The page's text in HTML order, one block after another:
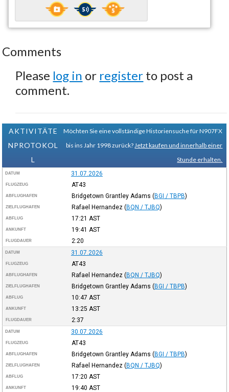
Comments
Please log in or register to post a
comment.
AKTIVITÄTE
NPROTOKOL
L
Möchten Sie eine vollständige Historiensuche für N907FX
bis ins Jahr 1998 zurück? Jetzt kaufen und innerhalb einer
Stunde erhalten.
DATUM 31.07.2026
FLUGZEUG AT43
ABFLUGHAFEN Bridgetown Grantley Adams (BGI / TBPB)
ZIELFLUGHAFEN Rafael Hernandez (BQN / TJBQ)
ABFLUG 17:21 AST
ANKUNFT 19:41 AST
FLUGDAUER 2:20
DATUM 31.07.2026
FLUGZEUG AT43
ABFLUGHAFEN Rafael Hernandez (BQN / TJBQ)
ZIELFLUGHAFEN Bridgetown Grantley Adams (BGI / TBPB)
ABFLUG 10:47 AST
ANKUNFT 13:25 AST
FLUGDAUER 2:37
DATUM 30.07.2026
FLUGZEUG AT43
ABFLUGHAFEN Bridgetown Grantley Adams (BGI / TBPB)
ZIELFLUGHAFEN Rafael Hernandez (BQN / TJBQ)
ABFLUG 17:20 AST
ANKUNFT 19:40 AST